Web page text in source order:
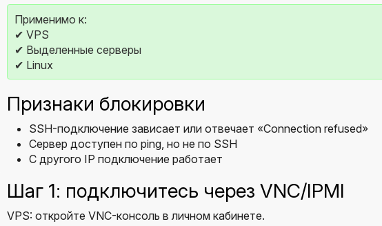
Применимо к:
✔ VPS
✔ Выделенные серверы
✔ Linux
Признаки блокировки
SSH-подключение зависает или отвечает «Connection refused»
Сервер доступен по ping, но не по SSH
С другого IP подключение работает
Шаг 1: подключитесь через VNC/IPMI
VPS: откройте VNC-консоль в личном кабинете.